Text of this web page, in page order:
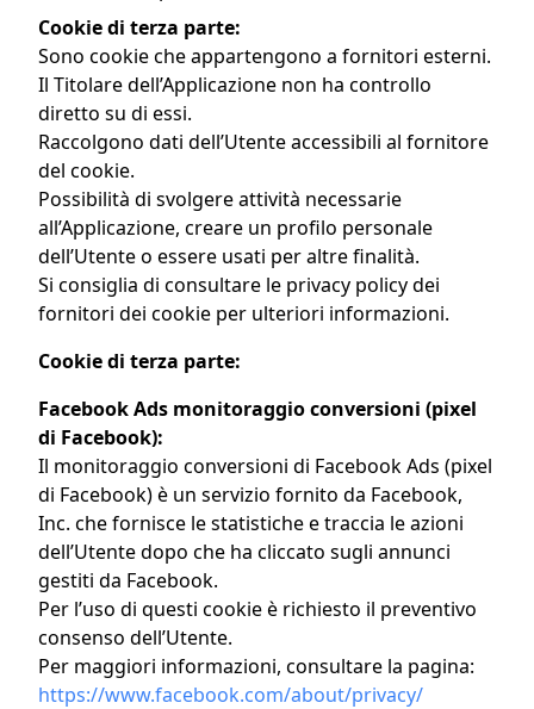
Cookie di terza parte:
Sono cookie che appartengono a fornitori esterni.
Il Titolare dell’Applicazione non ha controllo
diretto su di essi.
Raccolgono dati dell’Utente accessibili al fornitore
del cookie.
Possibilità di svolgere attività necessarie
all’Applicazione, creare un profilo personale
dell’Utente o essere usati per altre finalità.
Si consiglia di consultare le privacy policy dei
fornitori dei cookie per ulteriori informazioni.
Cookie di terza parte:
Facebook Ads monitoraggio conversioni (pixel
di Facebook):
Il monitoraggio conversioni di Facebook Ads (pixel
di Facebook) è un servizio fornito da Facebook,
Inc. che fornisce le statistiche e traccia le azioni
dell’Utente dopo che ha cliccato sugli annunci
gestiti da Facebook.
Per l’uso di questi cookie è richiesto il preventivo
consenso dell’Utente.
Per maggiori informazioni, consultare la pagina:
https://www.facebook.com/about/privacy/